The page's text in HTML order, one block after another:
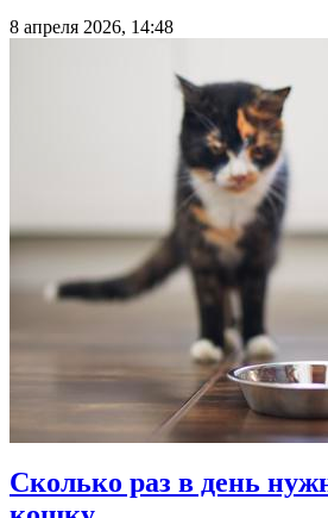
8 апреля 2026, 14:48
Сколько раз в день